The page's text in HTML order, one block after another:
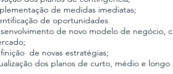
de medidas imediatas;
de oportunidades
de novo modelo de negócio,
de novas estratégias;
dos planos de curto, médio e longo